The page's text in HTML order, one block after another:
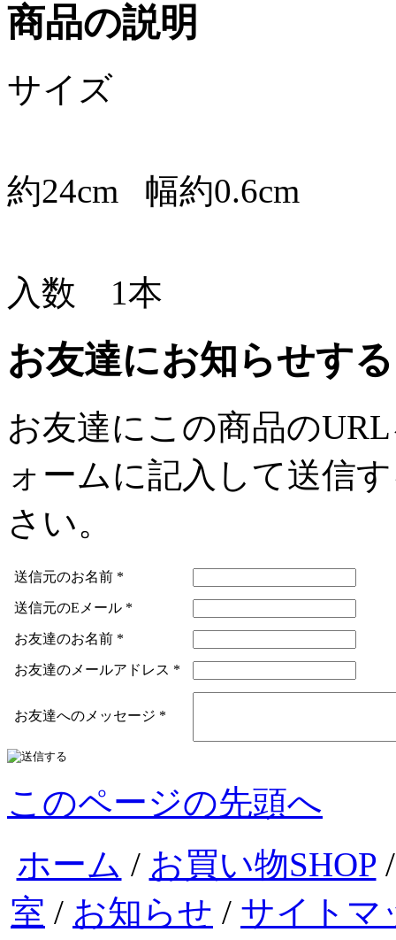
商品の説明
サイズ
約24cm 幅約0.6cm
入数 1本
お友達にお知らせする
お友達にこの商品の
ォームに記入して送信
さい。
送信元のお名前 *
送信元のEメール *
お友達のお名前 *
お友達のメールアドレス *
お友達へのメッセージ *
このページの先頭へ
ホーム / お買い物SHOP
室 / お知らせ / サイトマ